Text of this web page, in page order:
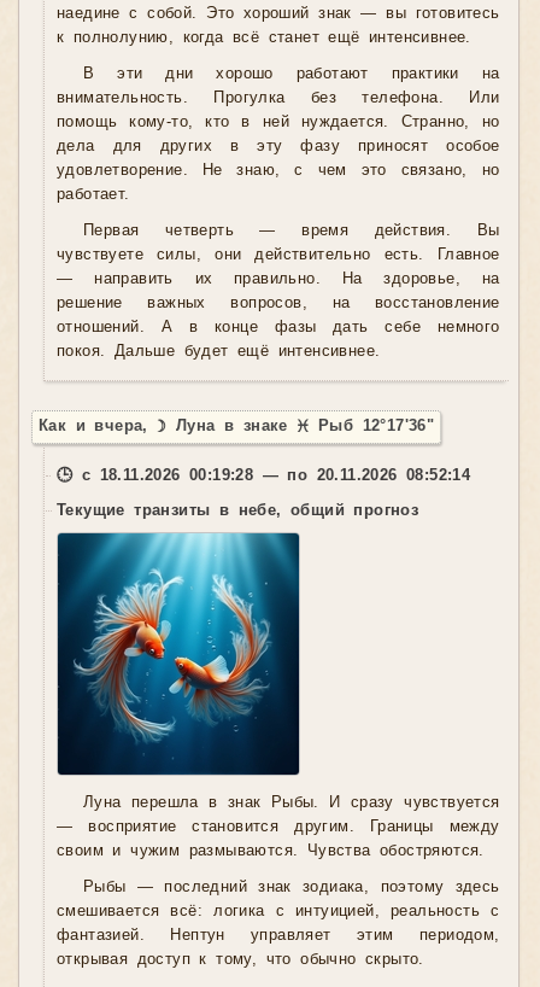
наедине с собой. Это хороший знак — вы готовитесь
к полнолунию, когда всё станет ещё интенсивнее.
В эти дни хорошо работают практики на
внимательность. Прогулка без телефона. Или
помощь кому-то, кто в ней нуждается. Странно, но
дела для других в эту фазу приносят особое
удовлетворение. Не знаю, с чем это связано, но
работает.
Первая четверть — время действия. Вы
чувствуете силы, они действительно есть. Главное
— направить их правильно. На здоровье, на
решение важных вопросов, на восстановление
отношений. А в конце фазы дать себе немного
покоя. Дальше будет ещё интенсивнее.
Как и вчера, ☽ Луна в знаке ♓ Рыб 12°17'36"
🕒 с 18.11.2026 00:19:28 — по 20.11.2026 08:52:14
Текущие транзиты в небе, общий прогноз
Луна перешла в знак Рыбы. И сразу чувствуется
— восприятие становится другим. Границы между
своим и чужим размываются. Чувства обостряются.
Рыбы — последний знак зодиака, поэтому здесь
смешивается всё: логика с интуицией, реальность с
фантазией. Нептун управляет этим периодом,
открывая доступ к тому, что обычно скрыто.